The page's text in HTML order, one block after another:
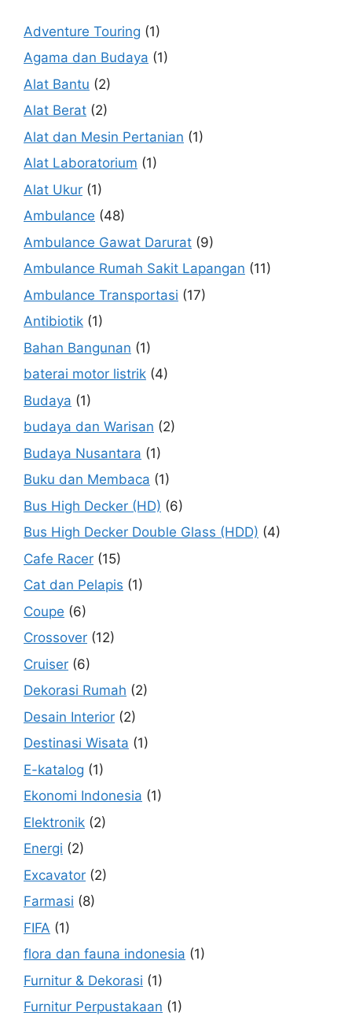
Adventure Touring (1)
Agama dan Budaya (1)
Alat Bantu (2)
Alat Berat (2)
Alat dan Mesin Pertanian (1)
Alat Laboratorium (1)
Alat Ukur (1)
Ambulance (48)
Ambulance Gawat Darurat (9)
Ambulance Rumah Sakit Lapangan (11)
Ambulance Transportasi (17)
Antibiotik (1)
Bahan Bangunan (1)
baterai motor listrik (4)
Budaya (1)
budaya dan Warisan (2)
Budaya Nusantara (1)
Buku dan Membaca (1)
Bus High Decker (HD) (6)
Bus High Decker Double Glass (HDD) (4)
Cafe Racer (15)
Cat dan Pelapis (1)
Coupe (6)
Crossover (12)
Cruiser (6)
Dekorasi Rumah (2)
Desain Interior (2)
Destinasi Wisata (1)
E-katalog (1)
Ekonomi Indonesia (1)
Elektronik (2)
Energi (2)
Excavator (2)
Farmasi (8)
FIFA (1)
flora dan fauna indonesia (1)
Furnitur & Dekorasi (1)
Furnitur Perpustakaan (1)